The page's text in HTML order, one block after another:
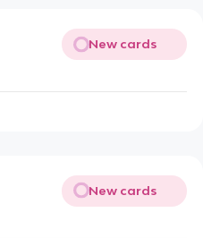
New cards
New cards